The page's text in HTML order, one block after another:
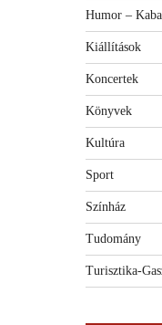
Humor –
Kiállítások
Koncertek
Könyvek
Kultúra
Sport
Színház
Tudomány
Turisztika-